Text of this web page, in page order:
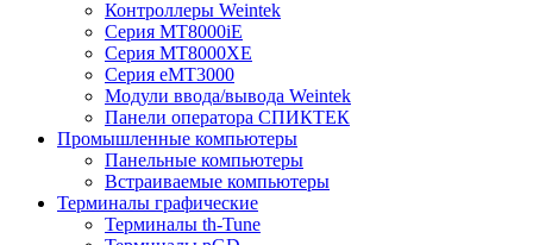
Контроллеры Weintek
Серия MT8000iE
Серия MT8000XE
Серия eMT3000
Модули ввода/вывода Weintek
Панели оператора СПИКТЕК
Промышленные компьютеры
Панельные компьютеры
Встраиваемые компьютеры
Терминалы графические
Терминалы th-Tune